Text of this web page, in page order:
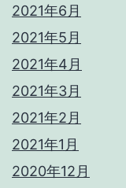
2021年6月
2021年5月
2021年4月
2021年3月
2021年2月
2021年1月
2020年12月